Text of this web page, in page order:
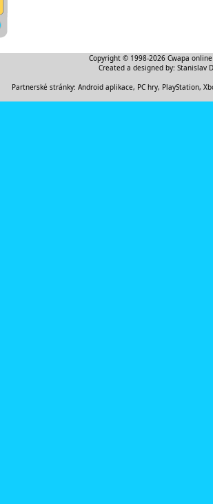
Copyright © 1998-2026 Cwapa
Created a designed by: Stanislav
Partnerské stránky: Android aplikace, PC hry, PlayStation,